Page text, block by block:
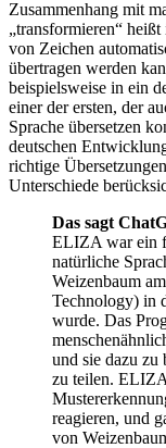
Zusammenhang mit
„transformieren“
von Zeichen
übertragen werden
beispielsweise in ein
einer der ersten, der
Sprache übersetzen
deutschen
richtige
Unterschiede
Das sagt
ELIZA war ein
natürliche
Weizenbaum
Technology) in
wurde. Das
und sie dazu zu
zu teilen.
reagieren, und
von